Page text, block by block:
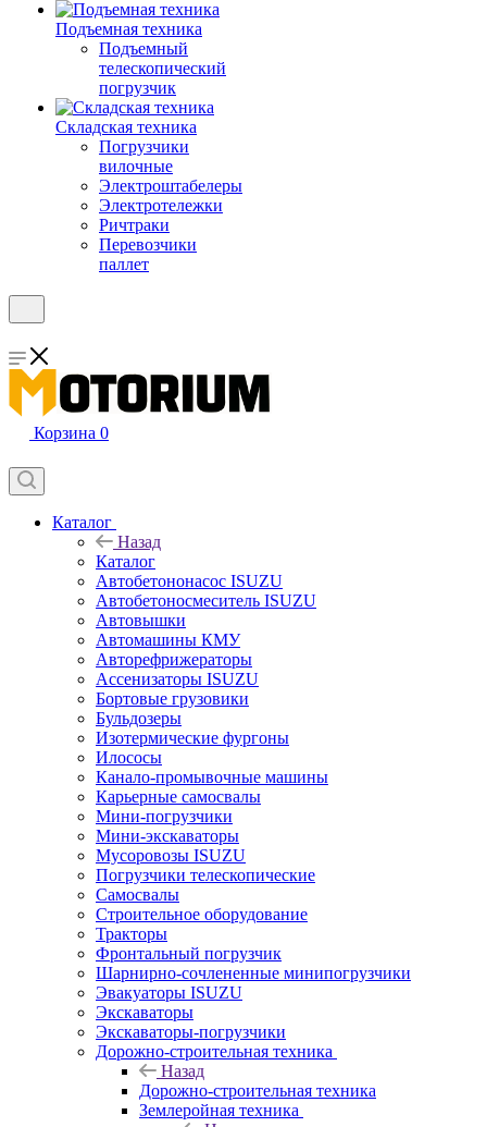
Подъемная техника
Подъемный
телескопический
погрузчик
Складская техника
Погрузчики
вилочные
Электроштабелеры
Электротележки
Ричтраки
Перевозчики
паллет
Корзина 0
Каталог
Назад
Каталог
Автобетононасос ISUZU
Автобетоносмеситель ISUZU
Автовышки
Автомашины КМУ
Авторефрижераторы
Ассенизаторы ISUZU
Бортовые грузовики
Бульдозеры
Изотермические фургоны
Илососы
Канало-промывочные машины
Карьерные самосвалы
Мини-погрузчики
Мини-экскаваторы
Мусоровозы ISUZU
Погрузчики телескопические
Самосвалы
Строительное оборудование
Тракторы
Фронтальный погрузчик
Шарнирно-сочлененные минипогрузчики
Эвакуаторы ISUZU
Экскаваторы
Экскаваторы-погрузчики
Дорожно-строительная техника
Назад
Дорожно-строительная техника
Землеройная техника